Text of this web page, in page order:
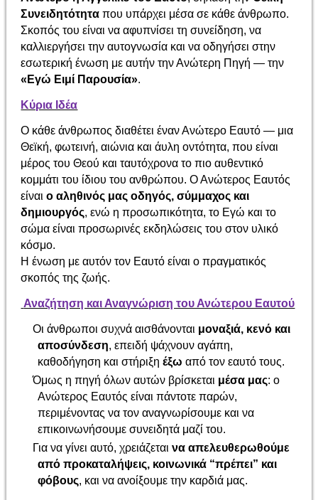
Συνειδητότητα που υπάρχει μέσα σε κάθε άνθρωπο.
Σκοπός του είναι να αφυπνίσει τη συνείδηση, να
καλλιεργήσει την αυτογνωσία και να οδηγήσει στην
εσωτερική ένωση με αυτήν την Ανώτερη Πηγή — την
«Εγώ Ειμί Παρουσία».
Κύρια Ιδέα
Ο κάθε άνθρωπος διαθέτει έναν Ανώτερο Εαυτό — μια
Θεϊκή, φωτεινή, αιώνια και άυλη οντότητα, που είναι
μέρος του Θεού και ταυτόχρονα το πιο αυθεντικό
κομμάτι του ίδιου του ανθρώπου. Ο Ανώτερος Εαυτός
είναιο αληθινός μας οδηγός, σύμμαχος και
δημιουργός, ενώ η προσωπικότητα, το Εγώ και το
σώμα είναι προσωρινές εκδηλώσεις του στον υλικό
κόσμο.
Η ένωση με αυτόν τον Εαυτό είναι ο πραγματικός
σκοπός της ζωής.
Αναζήτηση και Αναγνώριση του Ανώτερου Εαυτού
Οι άνθρωποι συχνά αισθάνονται μοναξιά, κενό και
αποσύνδεση, επειδή ψάχνουν αγάπη,
καθοδήγηση και στήριξηέξω από τον εαυτό τους.
Όμως η πηγή όλων αυτών βρίσκεται μέσα μας: ο
Ανώτερος Εαυτός είναι πάντοτε παρών,
περιμένοντας να τον αναγνωρίσουμε και να
επικοινωνήσουμε συνειδητά μαζί του.
Για να γίνει αυτό, χρειάζεταινα απελευθερωθούμε
από προκαταλήψεις, κοινωνικά “πρέπει” και
φόβους, και να ανοίξουμε την καρδιά μας.